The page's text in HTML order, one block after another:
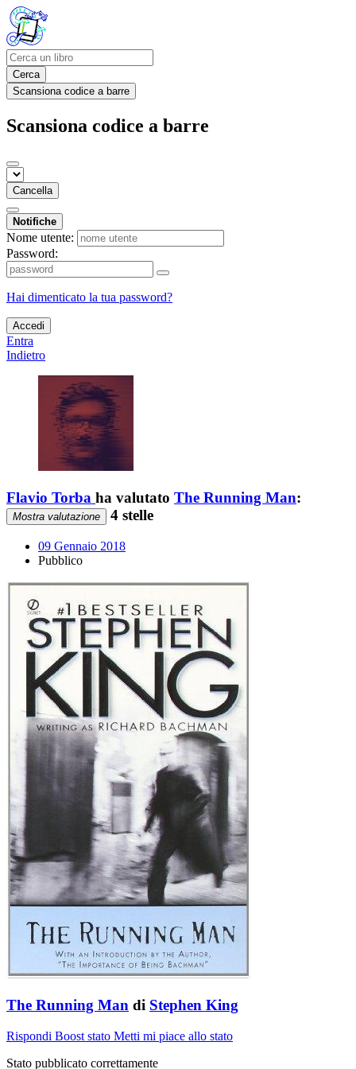
Cerca
Scansiona codice a barre
Scansiona codice a barre
Cancella
Notifiche
Nome utente:
Password:
Hai dimenticato la tua password?
Accedi
Entra
Indietro
Flavio Torba ha valutato The Running Man:
Mostra valutazione 4 stelle
09 Gennaio 2018
Pubblico
The Running Man di Stephen King
Rispondi Boost stato Metti mi piace allo stato
Stato pubblicato correttamente